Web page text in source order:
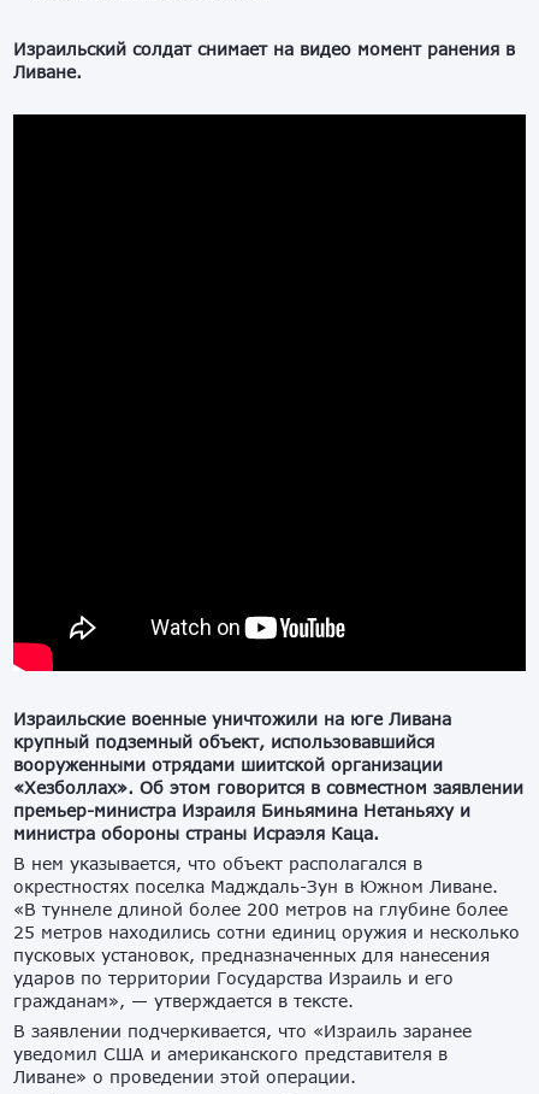
Израильский солдат снимает на видео момент ранения в
Ливане.
Израильские военные уничтожили на юге Ливана
крупный подземный объект, использовавшийся
вооруженными отрядами шиитской организации
«Хезболлах». Об этом говорится в совместном заявлении
премьер-министра Израиля Биньямина Нетаньяху и
министра обороны страны Исраэля Каца.
В нем указывается, что объект располагался в
окрестностях поселка Мадждаль-Зун в Южном Ливане.
«В туннеле длиной более 200 метров на глубине более
25 метров находились сотни единиц оружия и несколько
пусковых установок, предназначенных для нанесения
ударов по территории Государства Израиль и его
гражданам», — утверждается в тексте.
В заявлении подчеркивается, что «Израиль заранее
уведомил США и американского представителя в
Ливане» о проведении этой операции.